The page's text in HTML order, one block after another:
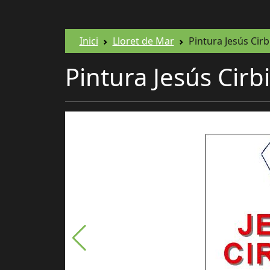
Inici Lloret de Mar Pintura Jesús
Pintura Jesús